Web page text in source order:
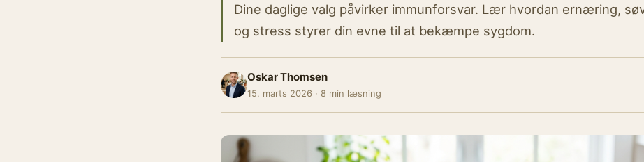
Dine daglige valg påvirker immunforsvar. Lær hvordan ernæring,
og stress styrer din evne til at bekæmpe sygdom.
Oskar Thomsen
15. marts 2026 · 8 min læsning